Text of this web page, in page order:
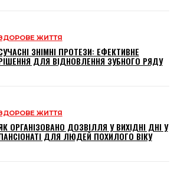
ЖИТТЯ
ЗНІМНІ ПРОТЕЗИ: ЕФЕКТИВНЕ
ДЛЯ ВІДНОВЛЕННЯ ЗУБНОГО РЯДУ
ЖИТТЯ
ОРГАНІЗОВАНО ДОЗВІЛЛЯ У ВИХІДНІ ДНІ У
ДЛЯ ЛЮДЕЙ ПОХИЛОГО ВІКУ